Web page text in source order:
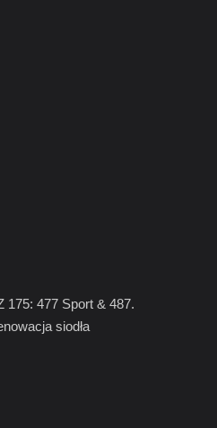
175: 477 Sport & 487.
siodła